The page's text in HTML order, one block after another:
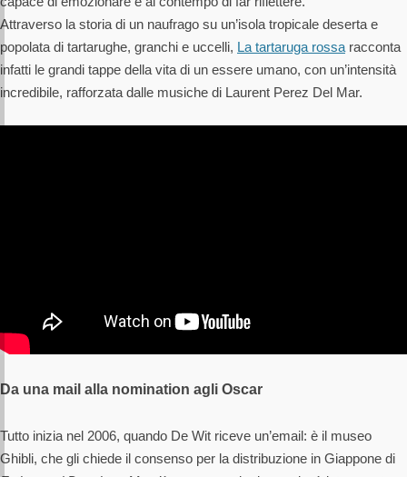
Attraverso la storia di un naufrago su un’isola tropicale deserta e
popolata di tartarughe, granchi e uccelli, La tartaruga rossa racconta
infatti le grandi tappe della vita di un essere umano, con un’intensità
incredibile, rafforzata dalle musiche di Laurent Perez Del Mar.
Da una mail alla nomination agli Oscar
Tutto inizia nel 2006, quando De Wit riceve un’email: è il museo
Ghibli, che gli chiede il consenso per la distribuzione in Giappone di